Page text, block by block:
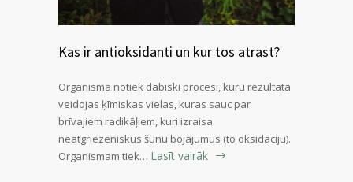
Kas ir antioksidanti un kur tos atrast?
Organismā notiek dabiski procesi, kuru rezultātā
veidojas ķīmiskas vielas, kuras sauc par
brīvajiem radikāļiem, kuri izraisa
neatgriezeniskus šūnu bojājumus (to oksidāciju).
Organismam tiek… Lasīt vairāk